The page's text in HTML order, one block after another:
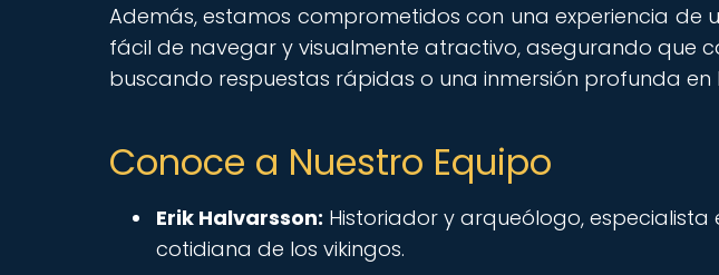
Además, estamos comprometidos con una experiencia de
fácil de navegar y visualmente atractivo, asegurando que
buscando respuestas rápidas o una inmersión profunda en
Conoce a Nuestro Equipo
Erik Halvarsson: Historiador y arqueólogo, especialista
cotidiana de los vikingos.